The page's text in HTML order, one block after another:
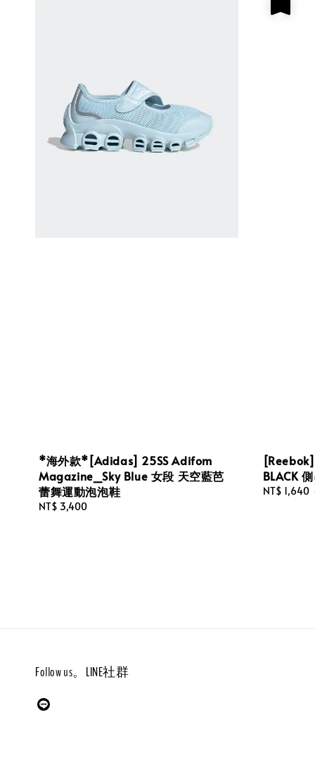
*海外款*[Adidas] 25SS Adifom
Magazine_Sky Blue 女段 天空藍芭
蕾舞運動泡泡鞋
Regular
NT$ 3,400
[Reebok]
BLACK
Sale
NT$ 1,640
Follow us。LINE社群